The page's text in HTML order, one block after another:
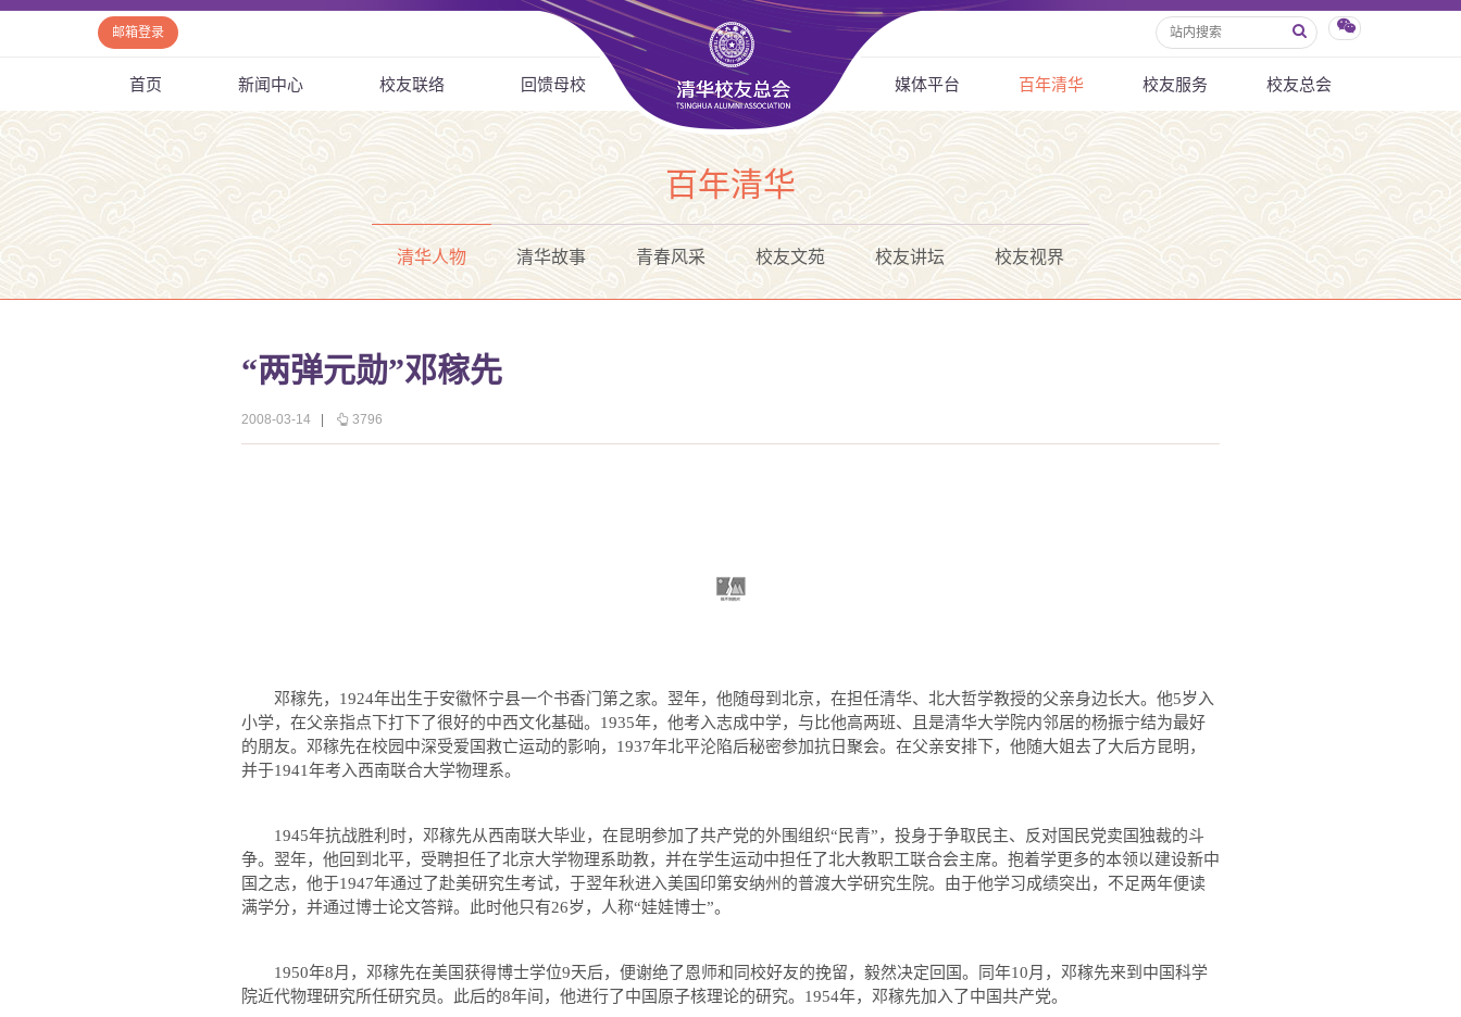
邮箱登录
首页 新闻中心 校友联络 回馈母校 媒体平台 百年清华 校友服务 校友总会
百年清华
清华人物 清华故事 青春风采 校友文苑 校友讲坛 校友视界
“两弹元勋”邓稼先
2008-03-14 3796
邓稼先， 1924年出生于安徽怀宁县一个书香门第之家。翌年，他随母到北京，在担任清华、北大哲学教授的父亲身边长大。他5岁入
小学，在父亲指点下打下了很好的中西文化基础。 1935年，他考入志成中学，与比他高两班、且是清华大学院内邻居的杨振宁结为最好
的朋友。邓稼先在校园中深受爱国救亡运动的影响， 1937年北平沦陷后秘密参加抗日聚会。在父亲安排下，他随大姐去了大后方昆明，
并于1941年考入西南联合大学物理系。
1945年抗战胜利时，邓稼先从西南联大毕业，在昆明参加了共产党的外围组织“ 民青”，投身于争取民主、反对国民党卖国独裁的斗
争。翌年，他回到北平，受聘担任了北京大学物理系助教，并在学生运动中担任了北大教职工联合会主席。抱着学更多的本领以建设新中
国之志，他于1947年通过了赴美研究生考试，于翌年秋进入美国印第安纳州的普渡大学研究生院。由于他学习成绩突出，不足两年便读
满学分，并通过博士论文答辩。此时他只有26岁，人称“娃娃博士”。
1950年8月，邓稼先在美国获得博士学位9天后，便谢绝了恩师和同校好友的挽留，毅然决定回国。同年10月，邓稼先来到中国科学
院近代物理研究所任研究员。此后的8年间，他进行了中国原子核理论的研究。 1954年，邓稼先加入了中国共产党。